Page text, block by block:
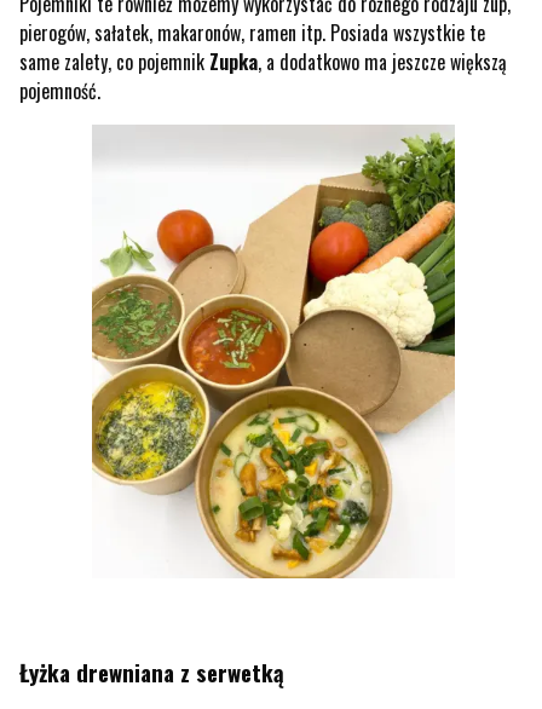
pierogów, sałatek, makaronów, ramen itp. Posiada wszystkie te
same zalety, co pojemnik Zupka, a dodatkowo ma jeszcze większą
pojemność.
Łyżka drewniana z serwetką